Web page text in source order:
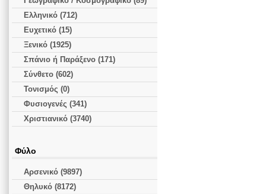
Ελληνικό (712)
Ευχετικό (15)
Ξενικό (1925)
Σπάνιο ή Παράξενο (171)
Σύνθετο (602)
Τονισμός (0)
Φυσιογενές (341)
Χριστιανικό (3740)
Φύλο
Αρσενικό (9897)
Θηλυκό (8172)